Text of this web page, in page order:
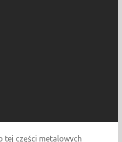
tej części metalowych